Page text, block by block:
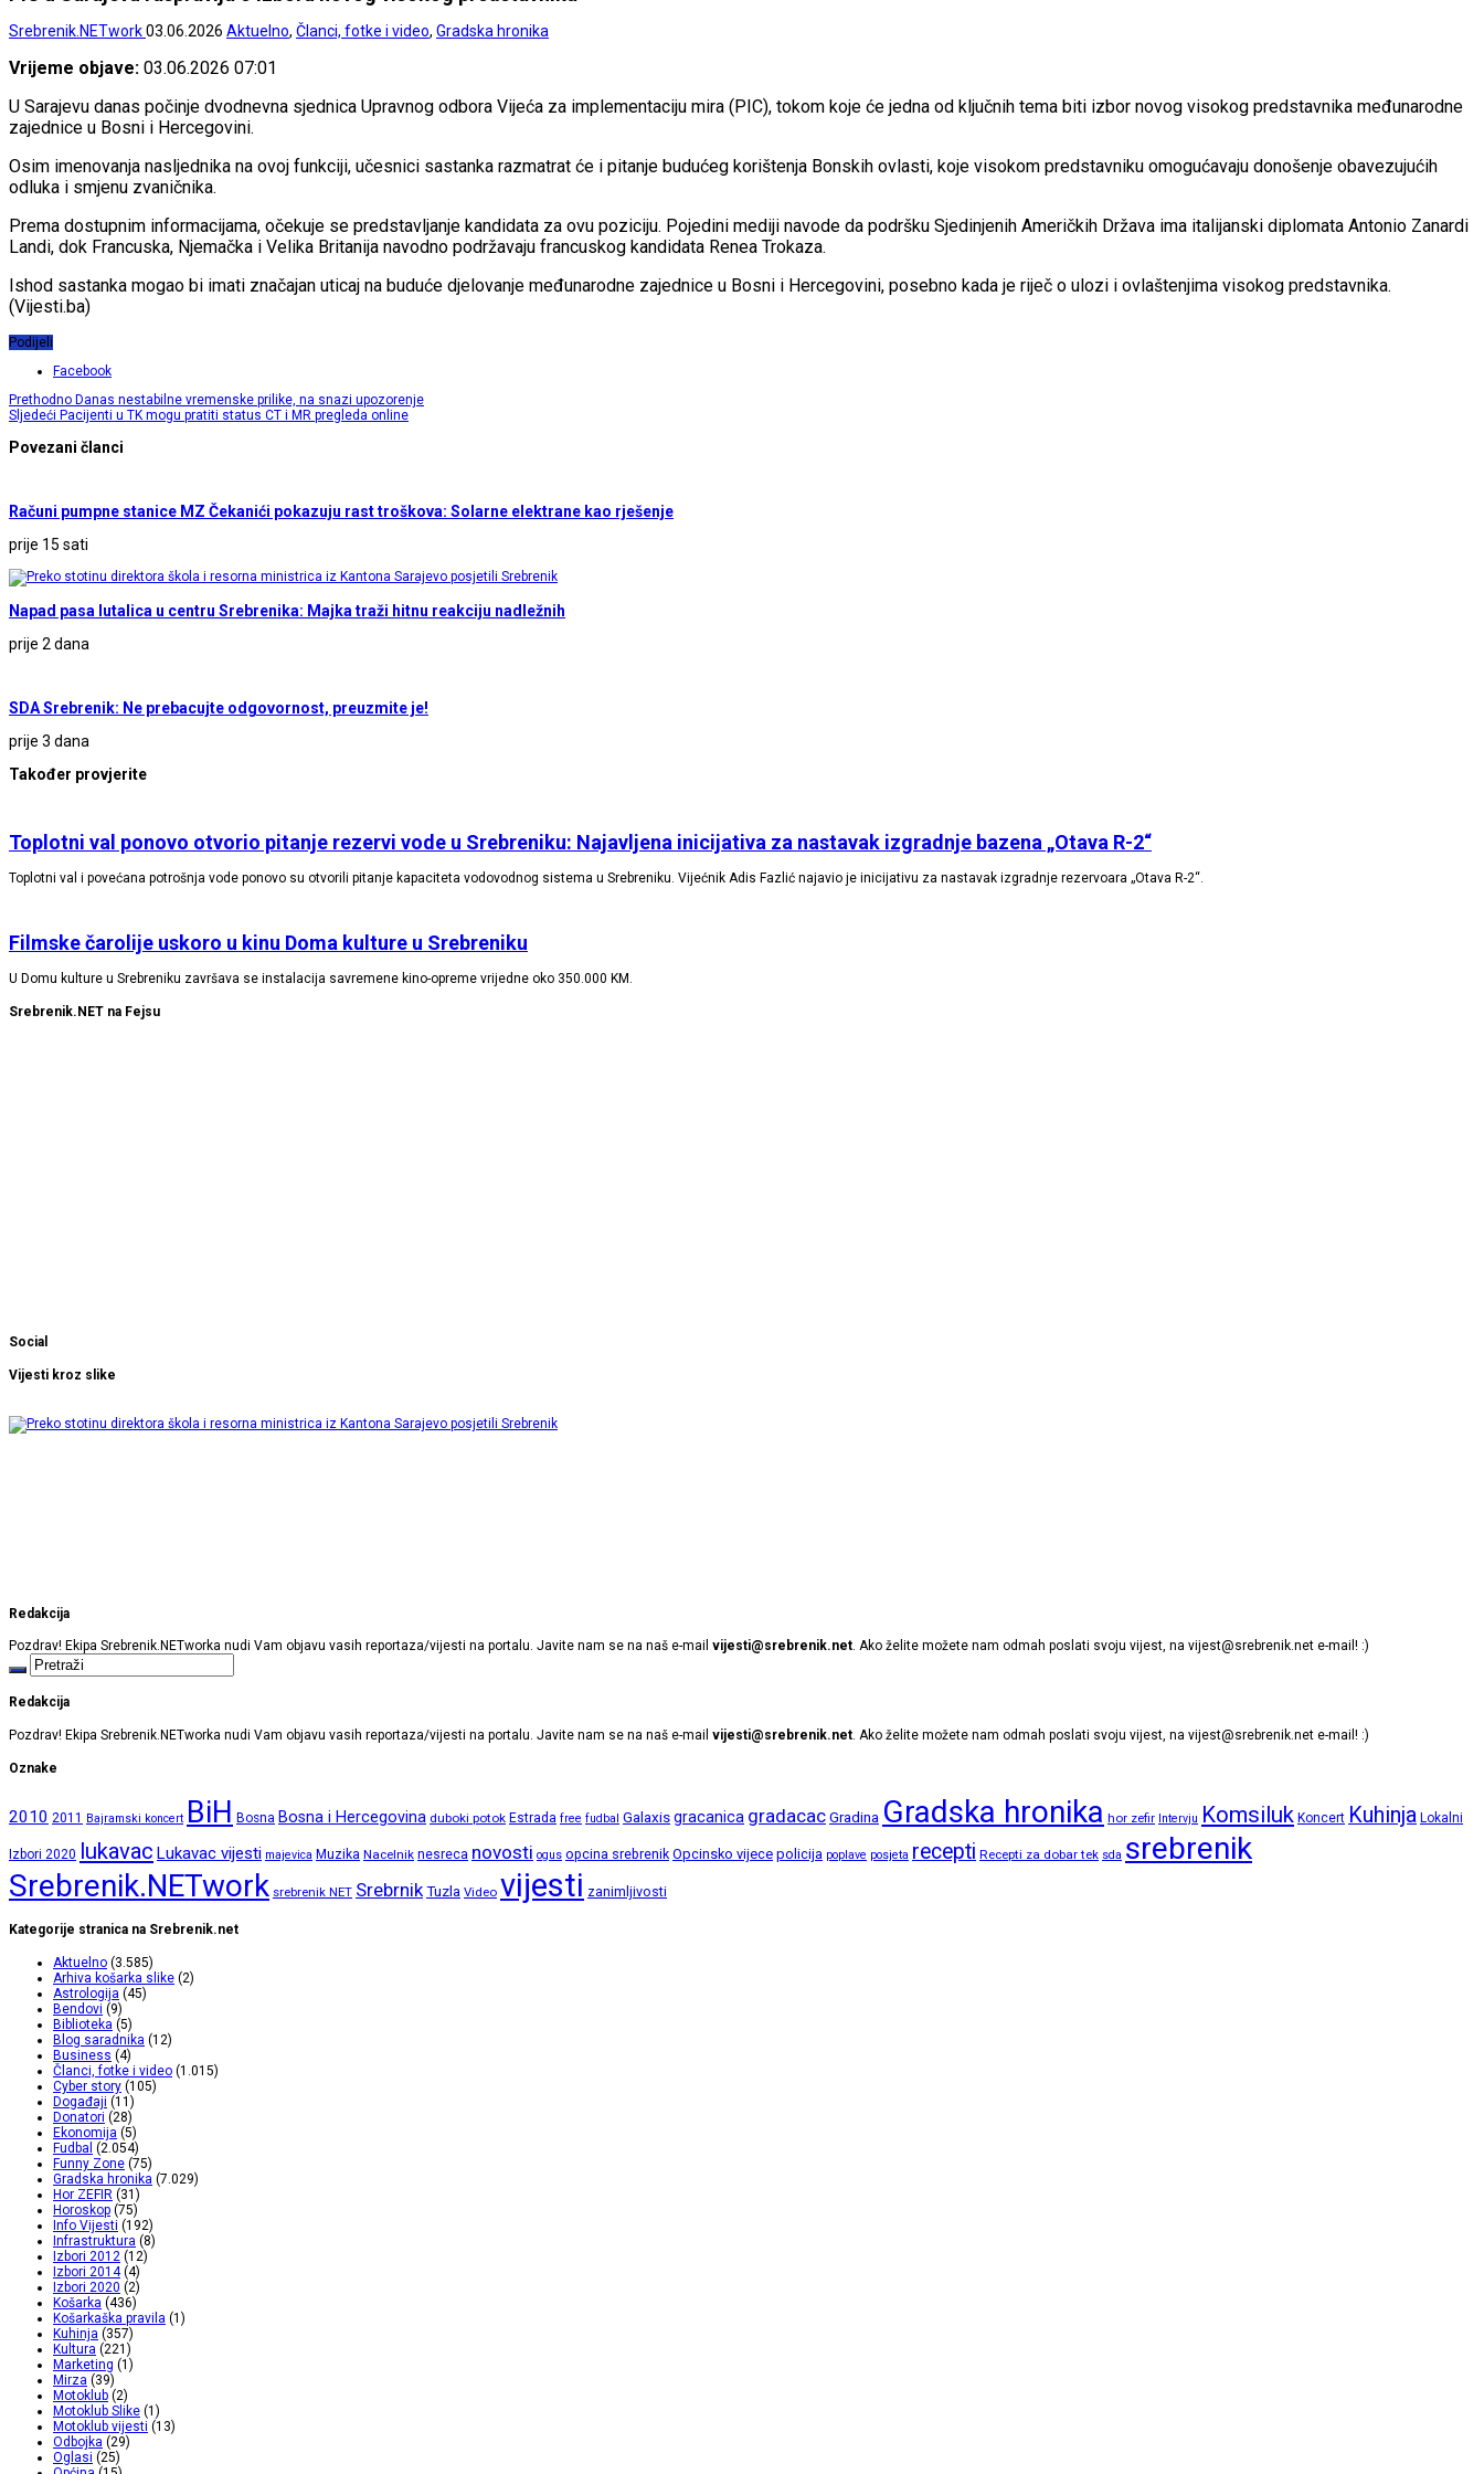
Srebrenik.NETwork03.06.2026 Aktuelno, Članci, fotke i video, Gradska hronika
Vrijeme objave: 03.06.2026 07:01
U Sarajevu danas počinje dvodnevna sjednica Upravnog odbora Vijeća za implementaciju mira (PIC), tokom koje će jedna od ključnih tema biti izbor novog visokog predstavnika međunarodne
zajednice u Bosni i Hercegovini.
Osim imenovanja nasljednika na ovoj funkciji, učesnici sastanka razmatrat će i pitanje budućeg korištenja Bonskih ovlasti, koje visokom predstavniku omogućavaju donošenje obavezujućih
odluka i smjenu zvaničnika.
Prema dostupnim informacijama, očekuje se predstavljanje kandidata za ovu poziciju. Pojedini mediji navode da podršku Sjedinjenih Američkih Država ima italijanski diplomata Antonio Zanardi
Landi, dok Francuska, Njemačka i Velika Britanija navodno podržavaju francuskog kandidata Renea Trokaza.
Ishod sastanka mogao bi imati značajan uticaj na buduće djelovanje međunarodne zajednice u Bosni i Hercegovini, posebno kada je riječ o ulozi i ovlaštenjima visokog predstavnika.
(Vijesti.ba)
Podijeli
Facebook
Prethodno Danas nestabilne vremenske prilike, na snazi upozorenje
Sljedeći Pacijenti u TK mogu pratiti status CT i MR pregleda online
Povezani članci
Računi pumpne stanice MZ Čekanići pokazuju rast troškova: Solarne elektrane kao rješenje
prije 15 sati
Napad pasa lutalica u centru Srebrenika: Majka traži hitnu reakciju nadležnih
prije 2 dana
SDA Srebrenik: Ne prebacujte odgovornost, preuzmite je!
prije 3 dana
Također provjerite
Toplotni val ponovo otvorio pitanje rezervi vode u Srebreniku: Najavljena inicijativa za nastavak izgradnje bazena „Otava R-2“
Toplotni val i povećana potrošnja vode ponovo su otvorili pitanje kapaciteta vodovodnog sistema u Srebreniku. Vijećnik Adis Fazlić najavio je inicijativu za nastavak izgradnje rezervoara „Otava R-2“.
Filmske čarolije uskoro u kinu Doma kulture u Srebreniku
U Domu kulture u Srebreniku završava se instalacija savremene kino-opreme vrijedne oko 350.000 KM.
Srebrenik.NET na Fejsu
Social
Vijesti kroz slike
Redakcija
Pozdrav! Ekipa Srebrenik.NETworka nudi Vam objavu vasih reportaza/vijesti na portalu. Javite nam se na naš e-mail vijesti@srebrenik.net. Ako želite možete nam odmah poslati svoju vijest, na vijest@srebrenik.net e-mail! :)
Redakcija
Pozdrav! Ekipa Srebrenik.NETworka nudi Vam objavu vasih reportaza/vijesti na portalu. Javite nam se na naš e-mail vijesti@srebrenik.net. Ako želite možete nam odmah poslati svoju vijest, na vijest@srebrenik.net e-mail! :)
Oznake
2010 2011 Bajramski koncert BiH Bosna Bosna i Hercegovina duboki potok Estrada free fudbal Galaxis gracanica gradacac Gradina Gradska hronika hor zefir Intervju Komsiluk Koncert Kuhinja Lokalni
Izbori 2020 lukavac Lukavac vijesti majevica Muzika Nacelnik nesreca novosti ogus opcina srebrenik Opcinsko vijece policija poplave posjeta recepti Recepti za dobar tek sda srebrenik
Srebrenik.NETwork srebrenik NET Srebrnik Tuzla Video vijesti zanimljivosti
Kategorije stranica na Srebrenik.net
Aktuelno (3.585)
Arhiva košarka slike (2)
Astrologija (45)
Bendovi (9)
Biblioteka (5)
Blog saradnika (12)
Business (4)
Članci, fotke i video (1.015)
Cyber story (105)
Događaji (11)
Donatori (28)
Ekonomija (5)
Fudbal (2.054)
Funny Zone (75)
Gradska hronika (7.029)
Hor ZEFIR (31)
Horoskop (75)
Info Vijesti (192)
Infrastruktura (8)
Izbori 2012 (12)
Izbori 2014(4)
Izbori 2020 (2)
Košarka (436)
Košarkaška pravila (1)
Kuhinja (357)
Kultura (221)
Marketing (1)
Mirza (39)
Motoklub (2)
Motoklub Slike (1)
Motoklub vijesti (13)
Odbojka (29)
Oglasi (25)